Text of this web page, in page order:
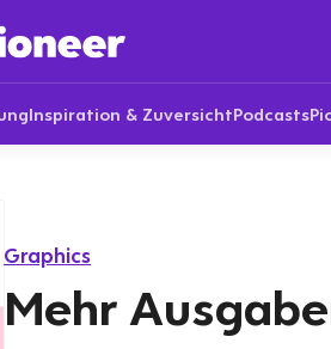
Inspiration & ZuversichtPodcasts
Graphics
Mehr